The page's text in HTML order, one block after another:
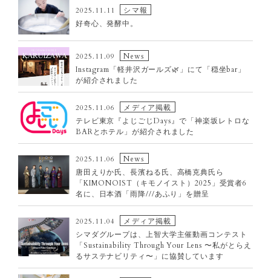
2023
2022
2019
2025.11.11
シマ報
好奇心、発酵中。
2025.11.09
News
Instagram「軽井沢ガールズ🌿」にて「穏坐bar」
が紹介されました
2025.11.06
メディア掲載
テレビ東京『よじごじDays』で「神楽坂レトロな
BARとホテル」が紹介されました
2025.11.06
News
唐田えりか氏、長濱ねる氏、高橋克典氏ら
「KIMONOIST（キモノイスト）2025」受賞者6
名に、日本酒「雨降///あふり」を贈呈
2025.11.04
メディア掲載
シマダグループは、上智大学主催動画コンテスト
「Sustainability Through Your Lens 〜私がとらえ
るサステナビリティ〜」に協賛しています